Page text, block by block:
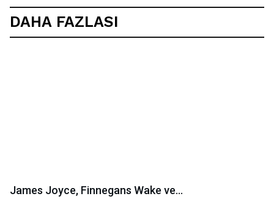
DAHA FAZLASI
James Joyce, Finnegans Wake ve…